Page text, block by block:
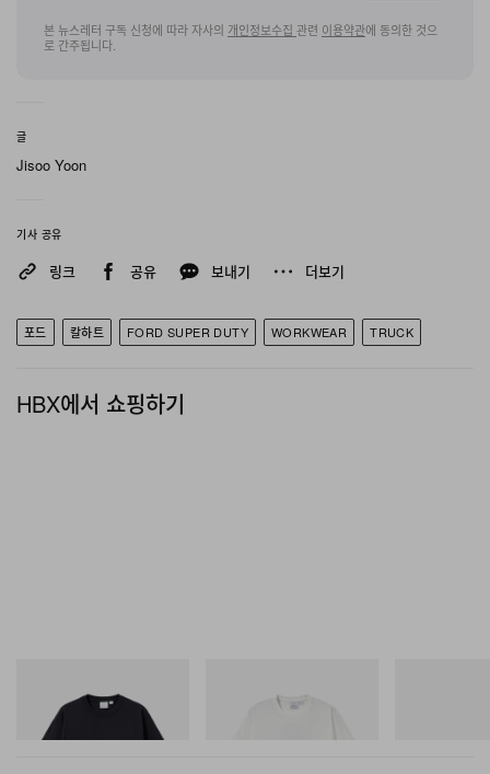
본 뉴스레터 구독 신청에 따라 자사의 개인정보수집 관련 이용약관에 동의한 것으
로 간주됩니다.
글
Jisoo Yoon
기사 공유
링크 공유 보내기 더보기
포드 칼하트 FORD SUPER DUTY WORKWEAR TRUCK
HBX에서 쇼핑하기
One Point Logo Tee
쇼핑하기